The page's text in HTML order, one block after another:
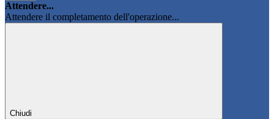
Attendere...
Attendere il completamento dell'operazione...
Chiudi